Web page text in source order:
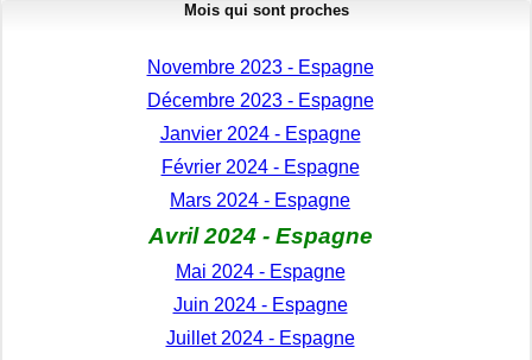
Mois qui sont proches
Novembre 2023 - Espagne
Décembre 2023 - Espagne
Janvier 2024 - Espagne
Février 2024 - Espagne
Mars 2024 - Espagne
Avril 2024 - Espagne
Mai 2024 - Espagne
Juin 2024 - Espagne
Juillet 2024 - Espagne